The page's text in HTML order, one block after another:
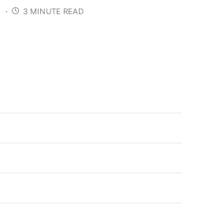
3 MINUTE READ